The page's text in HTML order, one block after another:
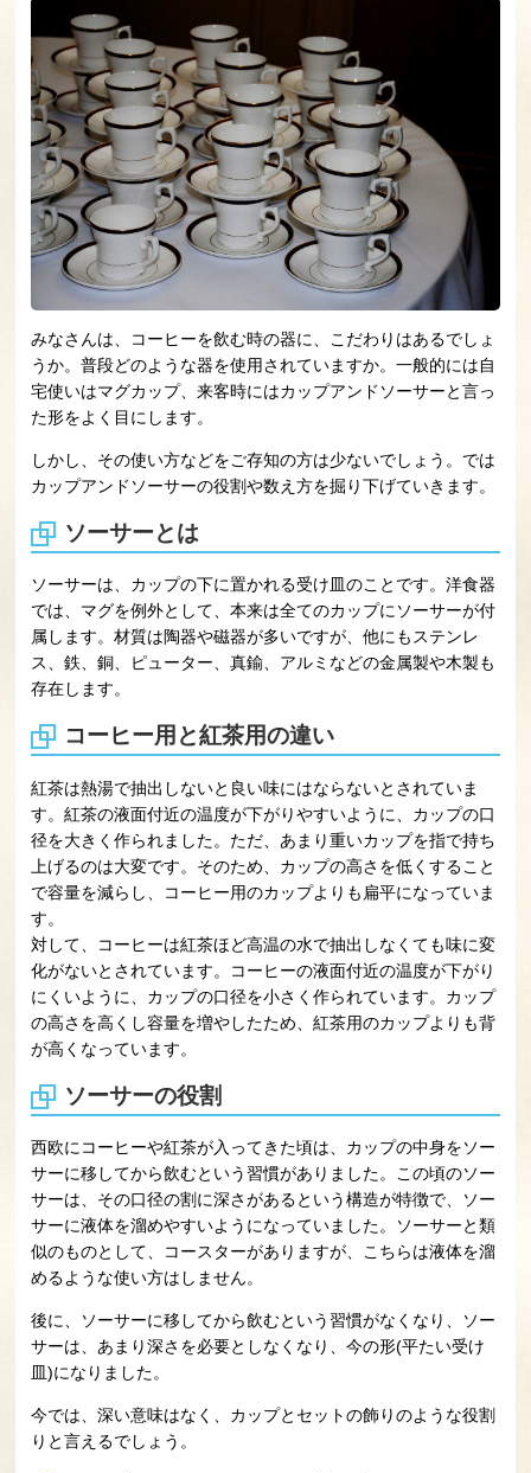
みなさんは、コーヒーを飲む時の器に、こだわりはあるでしょ
うか。普段どのような器を使用されていますか。一般的には自
宅使いはマグカップ、来客時にはカップアンドソーサーと言っ
た形をよく目にします。
しかし、その使い方などをご存知の方は少ないでしょう。では
カップアンドソーサーの役割や数え方を掘り下げていきます。
ソーサーとは
ソーサーは、カップの下に置かれる受け皿のことです。洋食器
では、マグを例外として、本来は全てのカップにソーサーが付
属します。材質は陶器や磁器が多いですが、他にもステンレ
ス、鉄、銅、ピューター、真鍮、アルミなどの金属製や木製も
存在します。
コーヒー用と紅茶用の違い
紅茶は熱湯で抽出しないと良い味にはならないとされていま
す。紅茶の液面付近の温度が下がりやすいように、カップの口
径を大きく作られました。ただ、あまり重いカップを指で持ち
上げるのは大変です。そのため、カップの高さを低くすること
で容量を減らし、コーヒー用のカップよりも扁平になっていま
す。
対して、コーヒーは紅茶ほど高温の水で抽出しなくても味に変
化がないとされています。コーヒーの液面付近の温度が下がり
にくいように、カップの口径を小さく作られています。カップ
の高さを高くし容量を増やしたため、紅茶用のカップよりも背
が高くなっています。
ソーサーの役割
西欧にコーヒーや紅茶が入ってきた頃は、カップの中身をソー
サーに移してから飲むという習慣がありました。この頃のソー
サーは、その口径の割に深さがあるという構造が特徴で、ソー
サーに液体を溜めやすいようになっていました。ソーサーと類
似のものとして、コースターがありますが、こちらは液体を溜
めるような使い方はしません。
後に、ソーサーに移してから飲むという習慣がなくなり、ソー
サーは、あまり深さを必要としなくなり、今の形(平たい受け
皿)になりました。
今では、深い意味はなく、カップとセットの飾りのような役割
りと言えるでしょう。